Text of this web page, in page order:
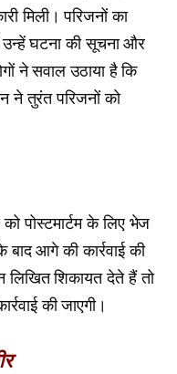
मिली। परिजनों का
घटना की सूचना और
ने सवाल उठाया है कि
ने तुरंत परिजनों को
पोस्टमार्टम के लिए भेज
बाद आगे की कार्रवाई की
लिखित शिकायत देते हैं तो
की जाएगी।